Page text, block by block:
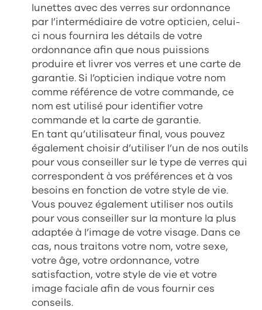
lunettes avec des verres sur ordonnance
par l’intermédiaire de votre opticien, celui-
ci nous fournira les détails de votre
ordonnance afin que nous puissions
produire et livrer vos verres et une carte de
garantie. Si l’opticien indique votre nom
comme référence de votre commande, ce
nom est utilisé pour identifier votre
commande et la carte de garantie.
En tant qu’utilisateur final, vous pouvez
également choisir d’utiliser l’un de nos outils
pour vous conseiller sur le type de verres qui
correspondent à vos préférences et à vos
besoins en fonction de votre style de vie.
Vous pouvez également utiliser nos outils
pour vous conseiller sur la monture la plus
adaptée à l’image de votre visage. Dans ce
cas, nous traitons votre nom, votre sexe,
votre âge, votre ordonnance, votre
satisfaction, votre style de vie et votre
image faciale afin de vous fournir ces
conseils.